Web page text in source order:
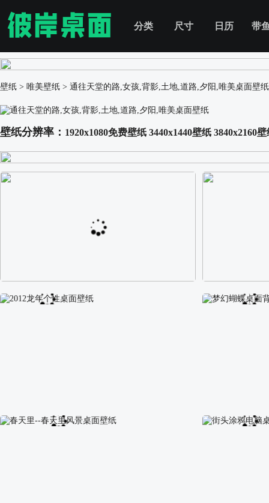
分类 尺寸 日历 带
壁纸 > 唯美壁纸 > 通往天堂的路,女孩,背影,土地,道路,夕阳,唯美桌面壁纸
壁纸分辨率： 1920x1080免费壁纸 3440x1440壁纸 3840x2160壁
阿尔卑斯山区自然风景壁纸 校园长发可爱
2012龙年个性桌面壁纸 梦幻蝴蝶桌面